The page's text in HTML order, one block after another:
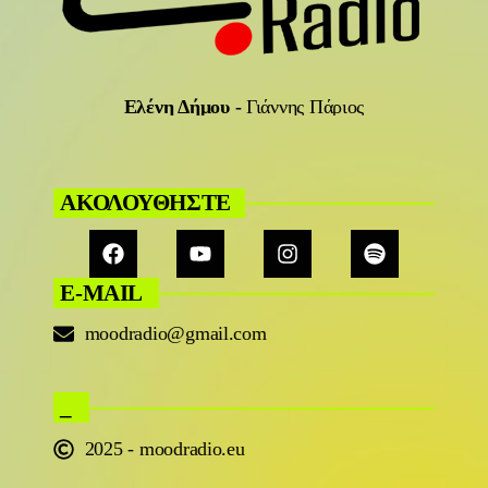
Ελένη Δήμου- Γιάννης Πάριος
ΑΚΟΛΟΥΘΗΣΤΕ
E-MAIL
moodradio@gmail.com
2025 - moodradio.eu